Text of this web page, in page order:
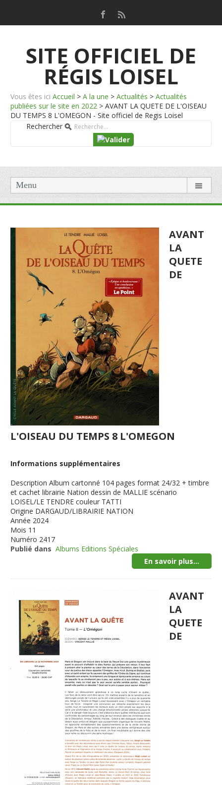
SITE OFFICIEL DE
RÉGIS LOISEL
Vous êtes ici Accueil > A la une > Actualités > Actualités
publiées sur le site en 2022 > AVANT LA QUETE DE L'OISEAU
DU TEMPS 8 L'OMEGON - Site officiel de Regis Loisel
Rechercher
Menu
AVANT
LA
QUETE
DE
L'OISEAU DU TEMPS 8 L'OMEGON
Informations supplémentaires
Description Album cartonné 104 pages format 24/32 + timbre
et cachet librairie Nation dessin de MALLIE scénario
LOISEL/LE TENDRE couleur TATTI
Origine DARGAUD/LIBRAIRIE NATION
Année 2024
Mois 11
Numéro 2417
Publié dans Albums Editions Spéciales
En savoir plus...
AVANT
LA
QUETE
DE